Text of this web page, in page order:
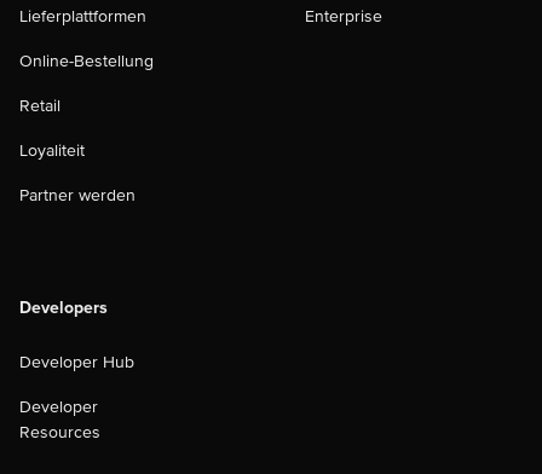
Lieferplattformen
Online-Bestellung
Retail
Loyaliteit
Partner werden
Enterprise
Developers
Developer Hub
Developer
Resources